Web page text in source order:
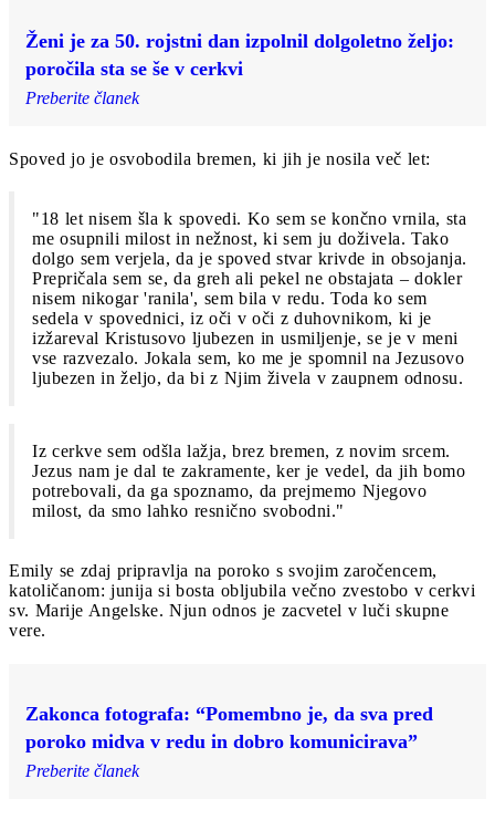
Ženi je za 50. rojstni dan izpolnil dolgoletno željo:
poročila sta se še v cerkvi
Preberite članek
Spoved jo je osvobodila bremen, ki jih je nosila več let:
"18 let nisem šla k spovedi. Ko sem se končno vrnila, sta
me osupnili milost in nežnost, ki sem ju doživela. Tako
dolgo sem verjela, da je spoved stvar krivde in obsojanja.
Prepričala sem se, da greh ali pekel ne obstajata – dokler
nisem nikogar 'ranila', sem bila v redu. Toda ko sem
sedela v spovednici, iz oči v oči z duhovnikom, ki je
izžareval Kristusovo ljubezen in usmiljenje, se je v meni
vse razvezalo. Jokala sem, ko me je spomnil na Jezusovo
ljubezen in željo, da bi z Njim živela v zaupnem odnosu.
Iz cerkve sem odšla lažja, brez bremen, z novim srcem.
Jezus nam je dal te zakramente, ker je vedel, da jih bomo
potrebovali, da ga spoznamo, da prejmemo Njegovo
milost, da smo lahko resnično svobodni."
Emily se zdaj pripravlja na poroko s svojim zaročencem,
katoličanom: junija si bosta obljubila večno zvestobo v cerkvi
sv. Marije Angelske. Njun odnos je zacvetel v luči skupne
vere.
Zakonca fotografa: “Pomembno je, da sva pred
poroko midva v redu in dobro komunicirava”
Preberite članek